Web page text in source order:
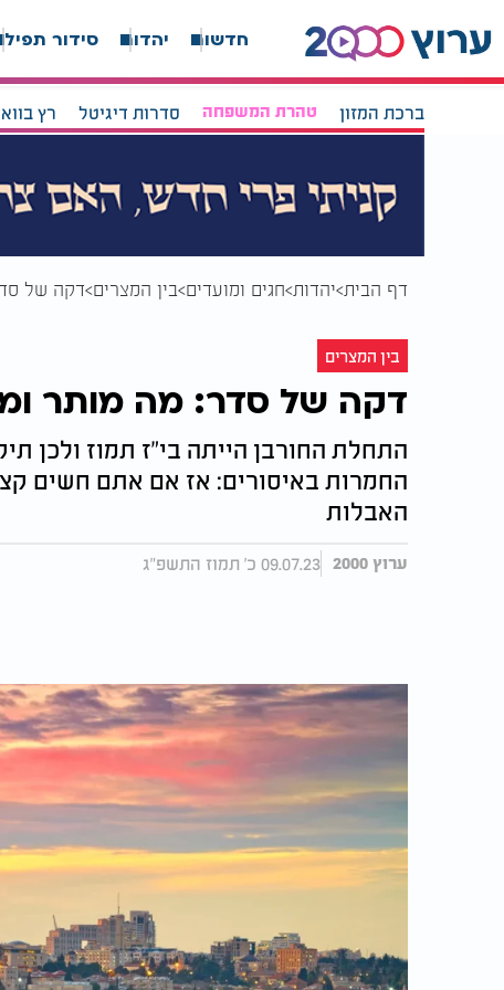
חדשות יהדות סידור
ברכת המזון טהרת המשפחה סדרות דיגיטל רץ
דף הבית יהדות חגים ומועדים בין המצרים דקה של
בין המצרים
דקה של סדר: מה מותר
התחלת החורבן הייתה בי"ז תמוז ולכן
החמרות באיסורים: אז אם אתם חשים
האבלות
ערוץ 2000 09.07.23 כ' תמוז התשפ"ג